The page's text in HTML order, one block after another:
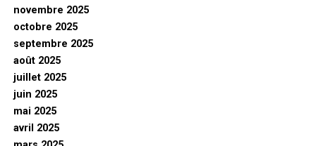
novembre 2025
octobre 2025
septembre 2025
août 2025
juillet 2025
juin 2025
mai 2025
avril 2025